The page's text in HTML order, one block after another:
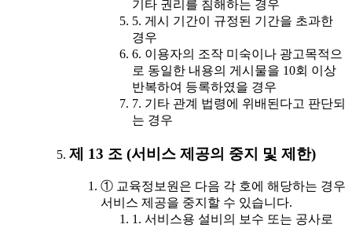
기타 권리를 침해하는 경우
5. 게시 기간이 규정된 기간을 초과한
경우
6. 이용자의 조작 미숙이나 광고목적으
로 동일한 내용의 게시물을 10회 이상
반복하여 등록하였을 경우
7. 기타 관계 법령에 위배된다고 판단되
는 경우
제 13 조 (서비스 제공의 중지 및 제한)
① 교육정보원은 다음 각 호에 해당하는 경우
서비스 제공을 중지할 수 있습니다.
1. 서비스용 설비의 보수 또는 공사로